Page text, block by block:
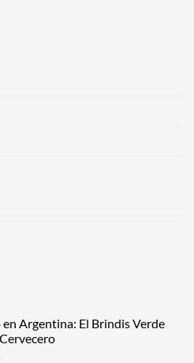
en Argentina: El Brindis Verde